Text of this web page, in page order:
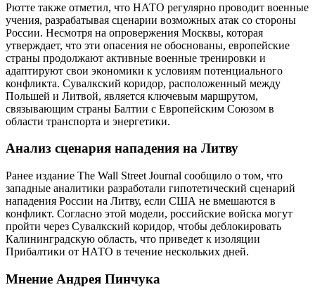
Рютте также отметил, что НАТО регулярно проводит военные
учения, разрабатывая сценарии возможных атак со стороны
России. Несмотря на опровержения Москвы, которая
утверждает, что эти опасения не обоснованы, европейские
страны продолжают активные военные тренировки и
адаптируют свои экономики к условиям потенциального
конфликта. Сувалкский коридор, расположенный между
Польшей и Литвой, является ключевым маршрутом,
связывающим страны Балтии с Европейским Союзом в
области транспорта и энергетики.
Анализ сценария нападения на Литву
Ранее издание The Wall Street Journal сообщило о том, что
западные аналитики разработали гипотетический сценарий
нападения России на Литву, если США не вмешаются в
конфликт. Согласно этой модели, российские войска могут
пройти через Сувалкский коридор, чтобы деблокировать
Калининградскую область, что приведет к изоляции
Прибалтики от НАТО в течение нескольких дней.
Мнение Андрея Пинчука